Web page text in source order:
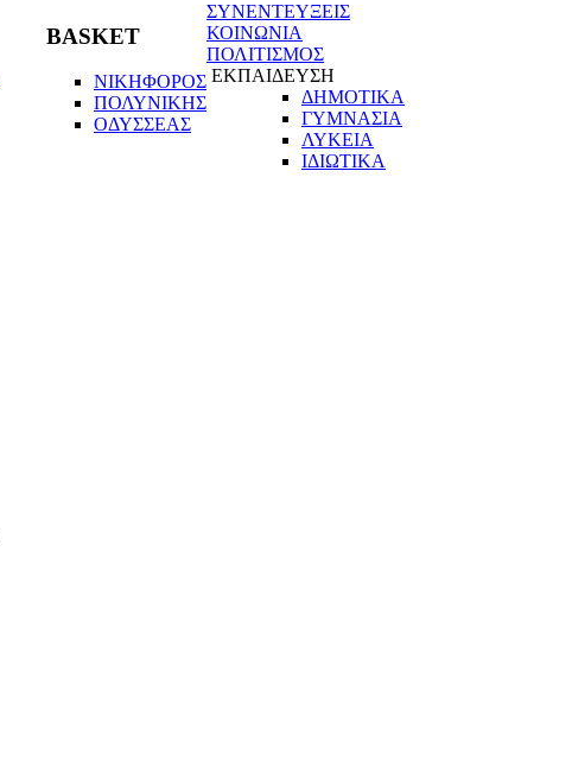
BASKET
ΝΙΚΗΦΟΡΟΣ
ΠΟΛΥΝΙΚΗΣ
ΟΔΥΣΣΕΑΣ
ΣΥΝΕΝΤΕΥΞΕΙΣ
ΚΟΙΝΩΝΙΑ
ΠΟΛΙΤΙΣΜΟΣ
ΕΚΠΑΙΔΕΥΣΗ
ΔΗΜΟΤΙΚΑ
ΓΥΜΝΑΣΙΑ
ΛΥΚΕΙΑ
ΙΔΙΩΤΙΚΑ